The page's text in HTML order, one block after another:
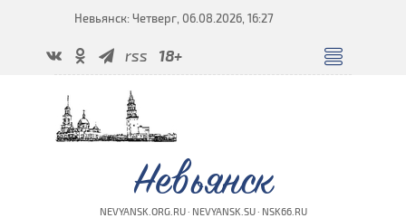
Невьянск: Четверг, 06.08.2026, 16:27
rss 18+
Невьянск
NEVYANSK.ORG.RU · NEVYANSK.SU · NSK66.RU